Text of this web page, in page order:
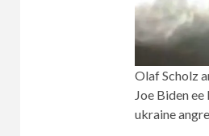
Olaf Scholz
Joe Biden
ukraine